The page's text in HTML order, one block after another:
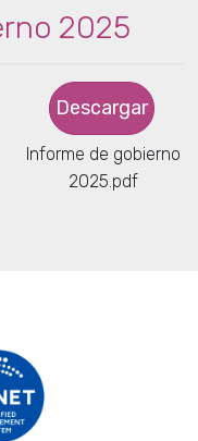
2025
Descargar
Informe de gobierno
2025.pdf